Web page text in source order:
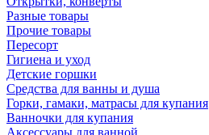
Разные товары
Прочие товары
Пересорт
Гигиена и уход
Детские горшки
Средства для ванны и душа
Горки, гамаки, матрасы для купания
Ванночки для купания
Аксессуары для ванной